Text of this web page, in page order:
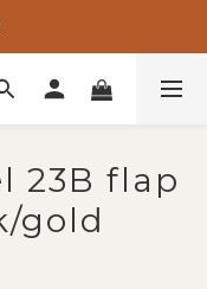
23B flap
gold